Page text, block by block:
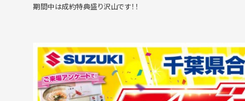
期間中は成約特典盛り沢山です！！